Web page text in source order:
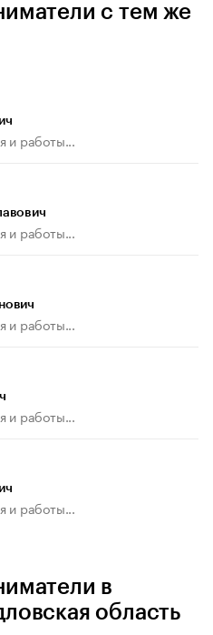
с тем же
и работы...
и работы...
и работы...
и работы...
и работы...
в
область